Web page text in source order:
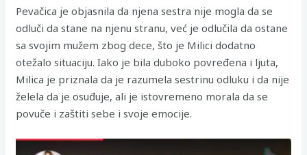
Pevačica je objasnila da njena sestra nije mogla da se
odluči da stane na njenu stranu, već je odlučila da ostane
sa svojim mužem zbog dece, što je Milici dodatno
otežalo situaciju. Iako je bila duboko povređena i ljuta,
Milica je priznala da je razumela sestrinu odluku i da nije
želela da je osuđuje, ali je istovremeno morala da se
povuče i zaštiti sebe i svoje emocije.